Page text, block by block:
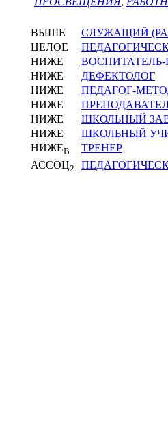
ВЫШЕ
СЛУЖАЩИЙ
ЦЕЛОЕ
НИЖЕ
НИЖЕ
ДЕФЕКТОЛОГ
НИЖЕ
ПЕДАГОГ-
НИЖЕ
НИЖЕ
ШКОЛЬНЫЙ
НИЖЕ
ШКОЛЬНЫЙ
НИЖЕВ
ТРЕНЕР
АССОЦ2